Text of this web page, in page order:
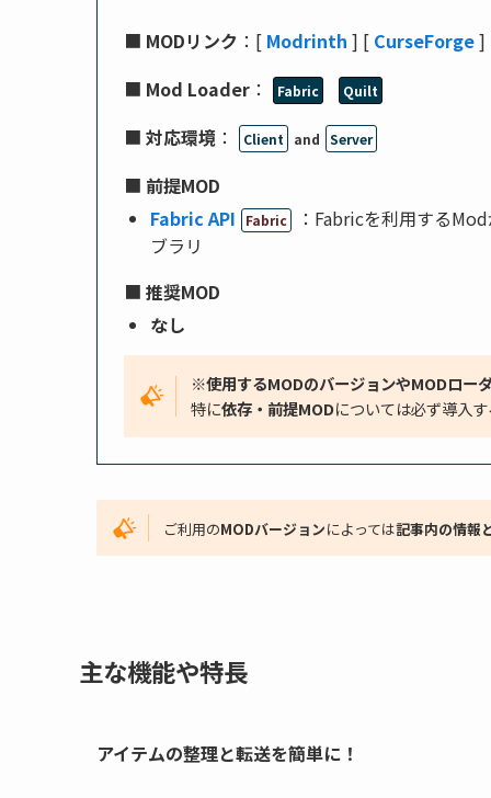
■ MODリンク ：[ Modrinth ] [ CurseForge]
■ Mod Loader ： Fabric Quilt
■ 対応環境 ： Client and Server
■ 前提MOD
Fabric API
Fabric
：Fabricを利用する
ブラリ
■ 推奨MOD
なし
※使用するMODのバージョンやMODロー
特に依存・前提MODについては必ず導入
ご利用のMODバージョンによっては記事内の情報
主な機能や特長
アイテムの整理と転送を簡単に！